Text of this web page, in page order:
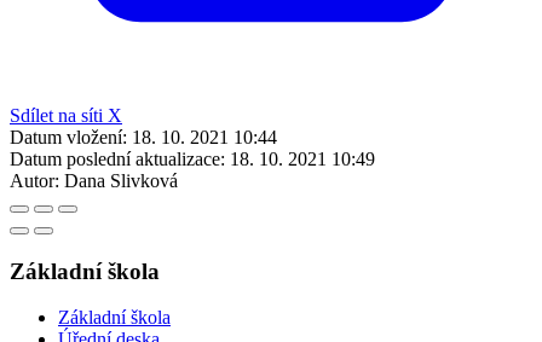
Sdílet na síti X
Datum vložení: 18. 10. 2021 10:44
Datum poslední aktualizace: 18. 10. 2021 10:49
Autor: Dana Slivková
Základní škola
Základní škola